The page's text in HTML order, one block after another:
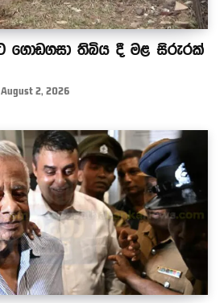
ගොඩගසා තිබිය දී මළ සිරුරක්
August 2, 2026